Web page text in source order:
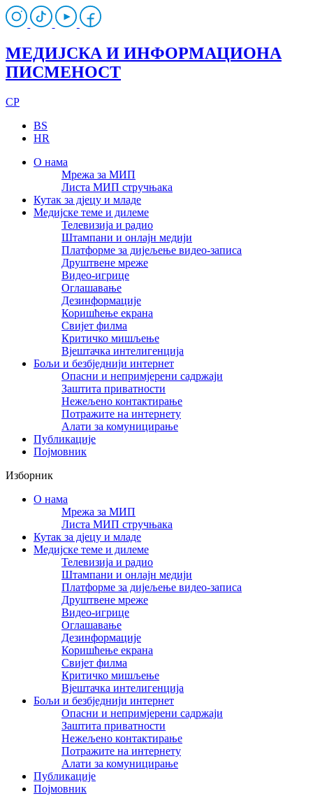
МЕДИЈСКА И ИНФОРМАЦИОНА
ПИСМЕНОСТ
CP
BS
HR
О нама
Мрежа за МИП
Листа МИП стручњака
Кутак за дјецу и младе
Медијске теме и дилеме
Телевизија и радио
Штампани и онлајн медији
Платформе за дијељење видео-записа
Друштвене мреже
Видео-игрице
Оглашавање
Дезинформације
Коришћење екрана
Свијет филма
Критичко мишљење
Вјештачка интелигенција
Бољи и безбједнији интернет
Опасни и непримјерени садржаји
Заштита приватности
Нежељено контактирање
Потражите на интернету
Алати за комуницирање
Публикације
Појмовник
Изборник
О нама
Мрежа за МИП
Листа МИП стручњака
Кутак за дјецу и младе
Медијске теме и дилеме
Телевизија и радио
Штампани и онлајн медији
Платформе за дијељење видео-записа
Друштвене мреже
Видео-игрице
Оглашавање
Дезинформације
Коришћење екрана
Свијет филма
Критичко мишљење
Вјештачка интелигенција
Бољи и безбједнији интернет
Опасни и непримјерени садржаји
Заштита приватности
Нежељено контактирање
Потражите на интернету
Алати за комуницирање
Публикације
Појмовник